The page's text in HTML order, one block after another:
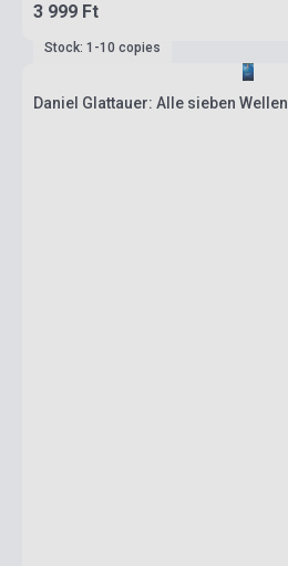
3 999 Ft
Stock: 1-10 copies
Daniel Glattauer: Alle sieben Wellen